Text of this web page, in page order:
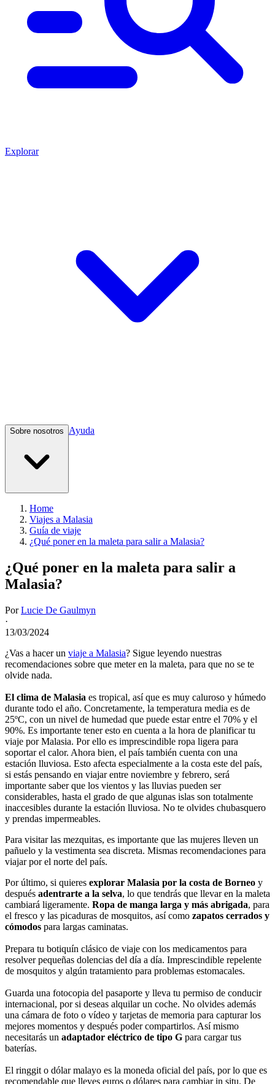
Explorar
Sobre nosotros Ayuda
Home
Viajes a Malasia
Guía de viaje
¿Qué poner en la maleta para salir a Malasia?
¿Qué poner en la maleta para salir a
Malasia?
PorLucie De Gaulmyn
·
13/03/2024
¿Vas a hacer un viaje a Malasia? Sigue leyendo nuestras
recomendaciones sobre que meter en la maleta, para que no se te
olvide nada.
El clima de Malasia es tropical, así que es muy caluroso y húmedo
durante todo el año. Concretamente, la temperatura media es de
25ºC, con un nivel de humedad que puede estar entre el 70% y el
90%. Es importante tener esto en cuenta a la hora de planificar tu
viaje por Malasia. Por ello es imprescindible ropa ligera para
soportar el calor. Ahora bien, el país también cuenta con una
estación lluviosa. Esto afecta especialmente a la costa este del país,
si estás pensando en viajar entre noviembre y febrero, será
importante saber que los vientos y las lluvias pueden ser
considerables, hasta el grado de que algunas islas son totalmente
inaccesibles durante la estación lluviosa. No te olvides chubasquero
y prendas impermeables.
Para visitar las mezquitas, es importante que las mujeres lleven un
pañuelo y la vestimenta sea discreta. Mismas recomendaciones para
viajar por el norte del país.
Por último, si quieres explorar Malasia por la costa de Borneo y
después adentrarte a la selva, lo que tendrás que llevar en la maleta
cambiará ligeramente. Ropa de manga larga y más abrigada, para
el fresco y las picaduras de mosquitos, así como zapatos cerrados y
cómodos para largas caminatas.
Prepara tu botiquín clásico de viaje con los medicamentos para
resolver pequeñas dolencias del día a día. Imprescindible repelente
de mosquitos y algún tratamiento para problemas estomacales.
Guarda una fotocopia del pasaporte y lleva tu permiso de conducir
internacional, por si deseas alquilar un coche. No olvides además
una cámara de foto o vídeo y tarjetas de memoria para capturar los
mejores momentos y después poder compartirlos. Así mismo
necesitarás un adaptador eléctrico de tipo G para cargar tus
baterías.
El ringgit o dólar malayo es la moneda oficial del país, por lo que es
recomendable que lleves euros o dólares para cambiar in situ. De